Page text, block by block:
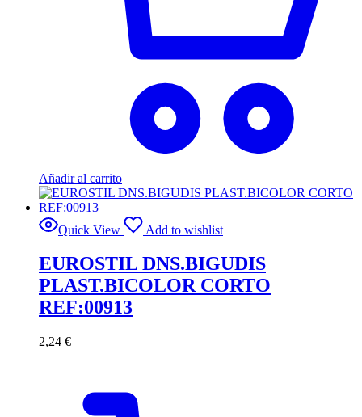
Añadir al carrito
Quick View Add to wishlist
EUROSTIL DNS.BIGUDIS
PLAST.BICOLOR CORTO
REF:00913
2,24 €